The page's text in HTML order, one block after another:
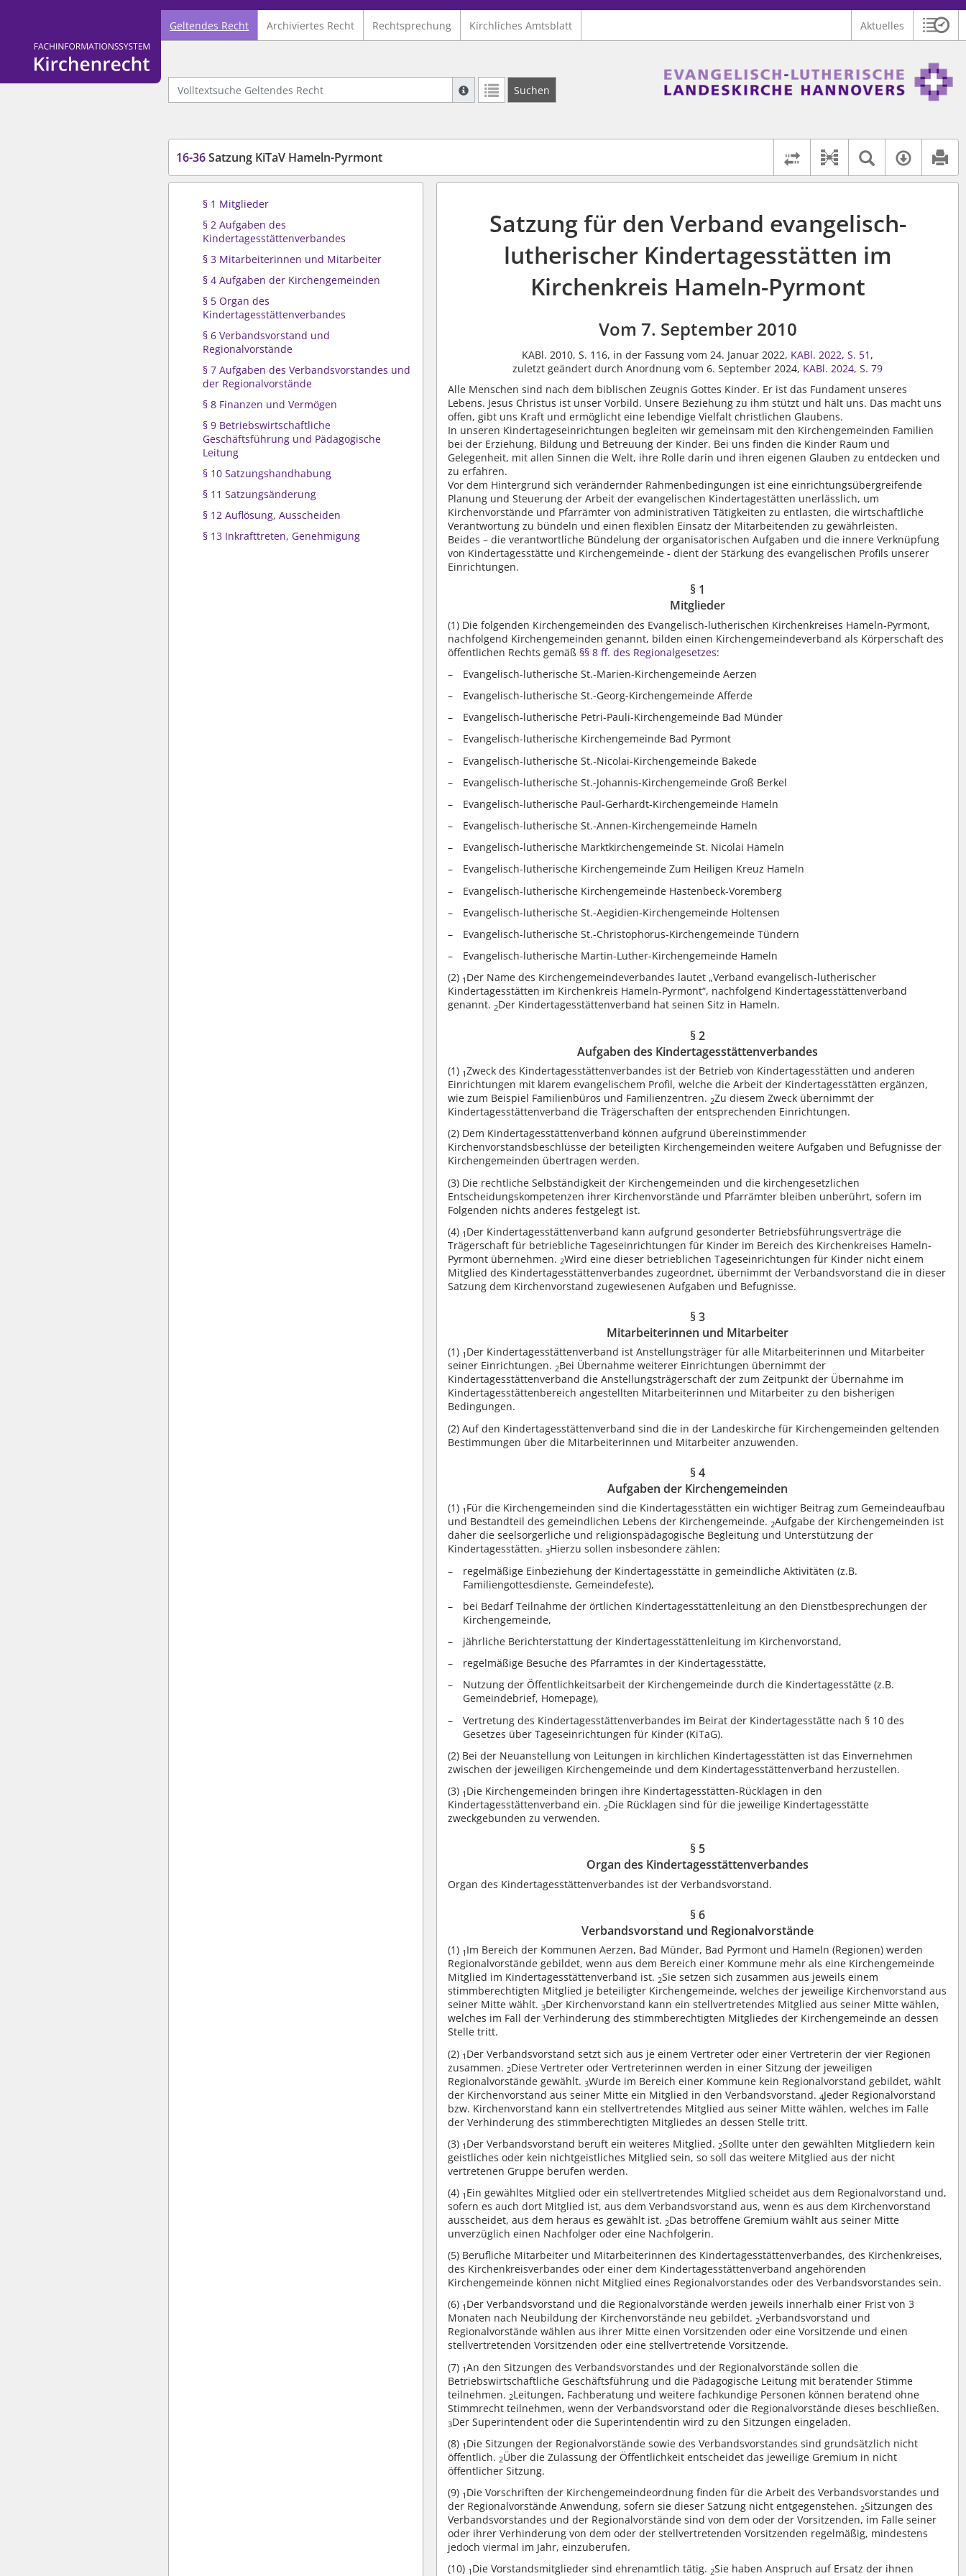
Logo Fachinformationssystem Kirchenrecht
Geltendes Recht Archiviertes Recht Rechtsprechung Kirchliches Amtsblatt Aktuelles
Volltextsuche Geltendes Recht
Suche mit Platzhalter "*", Bsp. Pfarrer*, findet auch: "Pfarrerinitiative" oder "Pfarrerausschuss".
Suchen
16-36Satzung KiTaV Hameln-Pyrmont
Rechtsstände
Dokument-
Textsuche
§ 1 Mitglieder
§ 2 Aufgaben des
Kindertagesstättenverbandes
§ 3 Mitarbeiterinnen und Mitarbeiter
§ 4 Aufgaben der Kirchengemeinden
§ 5 Organ des
Kindertagesstättenverbandes
§ 6 Verbandsvorstand und
Regionalvorstände
§ 7 Aufgaben des Verbandsvorstandes und
der Regionalvorstände
§ 8 Finanzen und Vermögen
§ 9 Betriebswirtschaftliche
Geschäftsführung und Pädagogische
Leitung
§ 10 Satzungshandhabung
§ 11 Satzungsänderung
§ 12 Auflösung, Ausscheiden
§ 13 Inkrafttreten, Genehmigung
Satzung für den Verband evangelisch-
lutherischer Kindertagesstätten im
Kirchenkreis Hameln-Pyrmont
Vom 7. September 2010
KABl. 2010, S. 116, in der Fassung vom 24. Januar 2022, KABl. 2022, S. 51 ,
zuletzt geändert durch Anordnung vom 6. September 2024, KABl. 2024, S. 79
Alle Menschen sind nach dem biblischen Zeugnis Gottes Kinder. Er ist das Fundament unseres
Lebens. Jesus Christus ist unser Vorbild. Unsere Beziehung zu ihm stützt und hält uns. Das macht uns
offen, gibt uns Kraft und ermöglicht eine lebendige Vielfalt christlichen Glaubens.
In unseren Kindertageseinrichtungen begleiten wir gemeinsam mit den Kirchengemeinden Familien
bei der Erziehung, Bildung und Betreuung der Kinder. Bei uns finden die Kinder Raum und
Gelegenheit, mit allen Sinnen die Welt, ihre Rolle darin und ihren eigenen Glauben zu entdecken und
zu erfahren.
Vor dem Hintergrund sich verändernder Rahmenbedingungen ist eine einrichtungsübergreifende
Planung und Steuerung der Arbeit der evangelischen Kindertagestätten unerlässlich, um
Kirchenvorstände und Pfarrämter von administrativen Tätigkeiten zu entlasten, die wirtschaftliche
Verantwortung zu bündeln und einen flexiblen Einsatz der Mitarbeitenden zu gewährleisten.
Beides – die verantwortliche Bündelung der organisatorischen Aufgaben und die innere Verknüpfung
von Kindertagesstätte und Kirchengemeinde - dient der Stärkung des evangelischen Profils unserer
Einrichtungen.
§ 1
Mitglieder
(1) Die folgenden Kirchengemeinden des Evangelisch-lutherischen Kirchenkreises Hameln-Pyrmont,
nachfolgend Kirchengemeinden genannt, bilden einen Kirchengemeindeverband als Körperschaft des
öffentlichen Rechts gemäß §§ 8 ff. des Regionalgesetzes:
Evangelisch-lutherische St.-Marien-Kirchengemeinde Aerzen
Evangelisch-lutherische St.-Georg-Kirchengemeinde Afferde
Evangelisch-lutherische Petri-Pauli-Kirchengemeinde Bad Münder
Evangelisch-lutherische Kirchengemeinde Bad Pyrmont
Evangelisch-lutherische St.-Nicolai-Kirchengemeinde Bakede
Evangelisch-lutherische St.-Johannis-Kirchengemeinde Groß Berkel
Evangelisch-lutherische Paul-Gerhardt-Kirchengemeinde Hameln
Evangelisch-lutherische St.-Annen-Kirchengemeinde Hameln
Evangelisch-lutherische Marktkirchengemeinde St. Nicolai Hameln
Evangelisch-lutherische Kirchengemeinde Zum Heiligen Kreuz Hameln
Evangelisch-lutherische Kirchengemeinde Hastenbeck-Voremberg
Evangelisch-lutherische St.-Aegidien-Kirchengemeinde Holtensen
Evangelisch-lutherische St.-Christophorus-Kirchengemeinde Tündern
Evangelisch-lutherische Martin-Luther-Kirchengemeinde Hameln
(2) 1 Der Name des Kirchengemeindeverbandes lautet „Verband evangelisch-lutherischer
Kindertagesstätten im Kirchenkreis Hameln-Pyrmont“, nachfolgend Kindertagesstättenverband
genannt. 2Der Kindertagesstättenverband hat seinen Sitz in Hameln.
§ 2
Aufgaben des Kindertagesstättenverbandes
(1) 1Zweck des Kindertagesstättenverbandes ist der Betrieb von Kindertagesstätten und anderen
Einrichtungen mit klarem evangelischem Profil, welche die Arbeit der Kindertagesstätten ergänzen,
wie zum Beispiel Familienbüros und Familienzentren. 2Zu diesem Zweck übernimmt der
Kindertagesstättenverband die Trägerschaften der entsprechenden Einrichtungen.
(2) Dem Kindertagesstättenverband können aufgrund übereinstimmender
Kirchenvorstandsbeschlüsse der beteiligten Kirchengemeinden weitere Aufgaben und Befugnisse der
Kirchengemeinden übertragen werden.
(3) Die rechtliche Selbständigkeit der Kirchengemeinden und die kirchengesetzlichen
Entscheidungskompetenzen ihrer Kirchenvorstände und Pfarrämter bleiben unberührt, sofern im
Folgenden nichts anderes festgelegt ist.
(4) 1 Der Kindertagesstättenverband kann aufgrund gesonderter Betriebsführungsverträge die
Trägerschaft für betriebliche Tageseinrichtungen für Kinder im Bereich des Kirchenkreises Hameln-
Pyrmont übernehmen. 2Wird eine dieser betrieblichen Tageseinrichtungen für Kinder nicht einem
Mitglied des Kindertagesstättenverbandes zugeordnet, übernimmt der Verbandsvorstand die in dieser
Satzung dem Kirchenvorstand zugewiesenen Aufgaben und Befugnisse.
§ 3
Mitarbeiterinnen und Mitarbeiter
(1) 1 Der Kindertagesstättenverband ist Anstellungsträger für alle Mitarbeiterinnen und Mitarbeiter
seiner Einrichtungen. 2Bei Übernahme weiterer Einrichtungen übernimmt der
Kindertagesstättenverband die Anstellungsträgerschaft der zum Zeitpunkt der Übernahme im
Kindertagesstättenbereich angestellten Mitarbeiterinnen und Mitarbeiter zu den bisherigen
Bedingungen.
(2) Auf den Kindertagesstättenverband sind die in der Landeskirche für Kirchengemeinden geltenden
Bestimmungen über die Mitarbeiterinnen und Mitarbeiter anzuwenden.
§ 4
Aufgaben der Kirchengemeinden
(1) 1 Für die Kirchengemeinden sind die Kindertagesstätten ein wichtiger Beitrag zum Gemeindeaufbau
und Bestandteil des gemeindlichen Lebens der Kirchengemeinde. 2Aufgabe der Kirchengemeinden ist
daher die seelsorgerliche und religionspädagogische Begleitung und Unterstützung der
Kindertagesstätten.3Hierzu sollen insbesondere zählen:
regelmäßige Einbeziehung der Kindertagesstätte in gemeindliche Aktivitäten (z.B.
Familiengottesdienste, Gemeindefeste),
bei Bedarf Teilnahme der örtlichen Kindertagesstättenleitung an den Dienstbesprechungen der
Kirchengemeinde,
jährliche Berichterstattung der Kindertagesstättenleitung im Kirchenvorstand,
regelmäßige Besuche des Pfarramtes in der Kindertagesstätte,
Nutzung der Öffentlichkeitsarbeit der Kirchengemeinde durch die Kindertagesstätte (z.B.
Gemeindebrief, Homepage),
Vertretung des Kindertagesstättenverbandes im Beirat der Kindertagesstätte nach § 10 des
Gesetzes über Tageseinrichtungen für Kinder (KiTaG).
(2) Bei der Neuanstellung von Leitungen in kirchlichen Kindertagesstätten ist das Einvernehmen
zwischen der jeweiligen Kirchengemeinde und dem Kindertagesstättenverband herzustellen.
(3) 1 Die Kirchengemeinden bringen ihre Kindertagesstätten-Rücklagen in den
Kindertagesstättenverband ein. 2Die Rücklagen sind für die jeweilige Kindertagesstätte
zweckgebunden zu verwenden.
§ 5
Organ des Kindertagesstättenverbandes
Organ des Kindertagesstättenverbandes ist der Verbandsvorstand.
§ 6
Verbandsvorstand und Regionalvorstände
(1) 1 Im Bereich der Kommunen Aerzen, Bad Münder, Bad Pyrmont und Hameln (Regionen) werden
Regionalvorstände gebildet, wenn aus dem Bereich einer Kommune mehr als eine Kirchengemeinde
Mitglied im Kindertagesstättenverband ist. 2Sie setzen sich zusammen aus jeweils einem
stimmberechtigten Mitglied je beteiligter Kirchengemeinde, welches der jeweilige Kirchenvorstand aus
seiner Mitte wählt.3Der Kirchenvorstand kann ein stellvertretendes Mitglied aus seiner Mitte wählen,
welches im Fall der Verhinderung des stimmberechtigten Mitgliedes der Kirchengemeinde an dessen
Stelle tritt.
(2) 1 Der Verbandsvorstand setzt sich aus je einem Vertreter oder einer Vertreterin der vier Regionen
zusammen. 2Diese Vertreter oder Vertreterinnen werden in einer Sitzung der jeweiligen
Regionalvorstände gewählt.3Wurde im Bereich einer Kommune kein Regionalvorstand gebildet, wählt
der Kirchenvorstand aus seiner Mitte ein Mitglied in den Verbandsvorstand.4Jeder Regionalvorstand
bzw. Kirchenvorstand kann ein stellvertretendes Mitglied aus seiner Mitte wählen, welches im Falle
der Verhinderung des stimmberechtigten Mitgliedes an dessen Stelle tritt.
(3) 1 Der Verbandsvorstand beruft ein weiteres Mitglied. 2Sollte unter den gewählten Mitgliedern kein
geistliches oder kein nichtgeistliches Mitglied sein, so soll das weitere Mitglied aus der nicht
vertretenen Gruppe berufen werden.
(4) 1 Ein gewähltes Mitglied oder ein stellvertretendes Mitglied scheidet aus dem Regionalvorstand und,
sofern es auch dort Mitglied ist, aus dem Verbandsvorstand aus, wenn es aus dem Kirchenvorstand
ausscheidet, aus dem heraus es gewählt ist. 2Das betroffene Gremium wählt aus seiner Mitte
unverzüglich einen Nachfolger oder eine Nachfolgerin.
(5) Berufliche Mitarbeiter und Mitarbeiterinnen des Kindertagesstättenverbandes, des Kirchenkreises,
des Kirchenkreisverbandes oder einer dem Kindertagesstättenverband angehörenden
Kirchengemeinde können nicht Mitglied eines Regionalvorstandes oder des Verbandsvorstandes sein.
(6) 1 Der Verbandsvorstand und die Regionalvorstände werden jeweils innerhalb einer Frist von 3
Monaten nach Neubildung der Kirchenvorstände neu gebildet. 2Verbandsvorstand und
Regionalvorstände wählen aus ihrer Mitte einen Vorsitzenden oder eine Vorsitzende und einen
stellvertretenden Vorsitzenden oder eine stellvertretende Vorsitzende.
(7) 1An den Sitzungen des Verbandsvorstandes und der Regionalvorstände sollen die
Betriebswirtschaftliche Geschäftsführung und die Pädagogische Leitung mit beratender Stimme
teilnehmen. 2Leitungen, Fachberatung und weitere fachkundige Personen können beratend ohne
Stimmrecht teilnehmen, wenn der Verbandsvorstand oder die Regionalvorstände dieses beschließen.
3Der Superintendent oder die Superintendentin wird zu den Sitzungen eingeladen.
(8) 1 Die Sitzungen der Regionalvorstände sowie des Verbandsvorstandes sind grundsätzlich nicht
öffentlich. 2Über die Zulassung der Öffentlichkeit entscheidet das jeweilige Gremium in nicht
öffentlicher Sitzung.
(9) 1 Die Vorschriften der Kirchengemeindeordnung finden für die Arbeit des Verbandsvorstandes und
der Regionalvorstände Anwendung, sofern sie dieser Satzung nicht entgegenstehen. 2Sitzungen des
Verbandsvorstandes und der Regionalvorstände sind von dem oder der Vorsitzenden, im Falle seiner
oder ihrer Verhinderung von dem oder der stellvertretenden Vorsitzenden regelmäßig, mindestens
jedoch viermal im Jahr, einzuberufen.
(10) 1 Die Vorstandsmitglieder sind ehrenamtlich tätig. 2Sie haben Anspruch auf Ersatz der ihnen